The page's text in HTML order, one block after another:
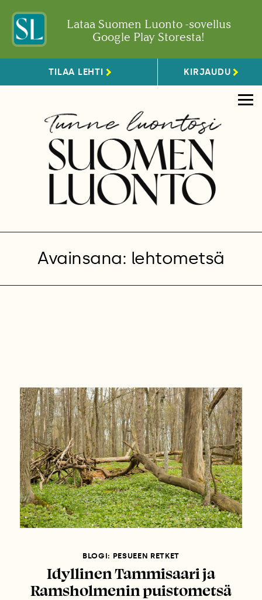
Lataa Suomen Luonto -sovellus
Google Play Storesta!
TILAA LEHTI KIRJAUDU
Avainsana: lehtometsä
BLOGI: PESUEEN RETKET
Idyllinen Tammisaari ja
Ramsholmenin puistometsä